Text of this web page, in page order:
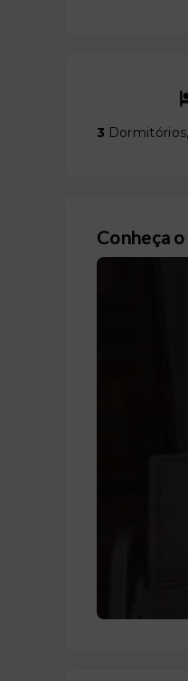
3
Conheça